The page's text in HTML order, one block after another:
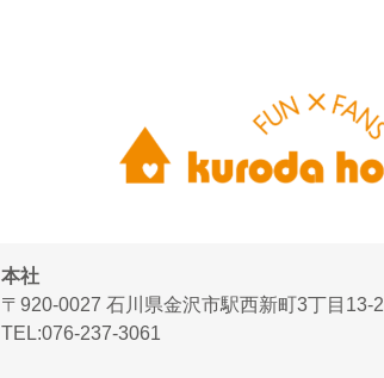
本社
〒920-0027 石川県金沢市駅西新町3丁目13-2
TEL 076-237-3061